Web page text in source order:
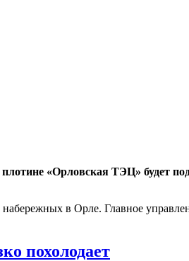
«Орловская ТЭЦ» будет
в Орле. Главное
похолодает